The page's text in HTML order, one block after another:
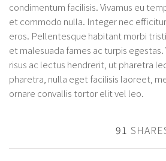
condimentum facilisis. Vivamus eu
et commodo nulla. Integer nec
eros. Pellentesque habitant morbi
et malesuada fames ac turpis
risus ac lectus hendrerit, ut pharetra
pharetra, nulla eget facilisis laoreet,
ornare convallis tortor elit vel leo.
91